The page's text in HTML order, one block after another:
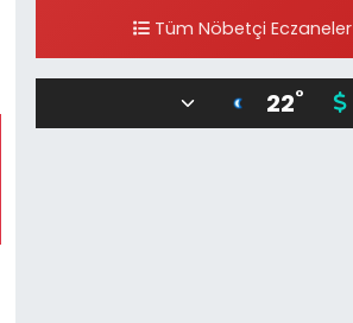
Tüm Nöbetçi Eczaneler
22°